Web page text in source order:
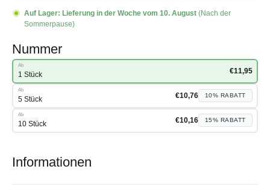
Auf Lager: Lieferung in der Woche vom 10. August (Nach der
Sommerpause)
Nummer
Ab
1 Stück €11,95
Ab
5 Stück €10,76 10% RABATT
Ab
10 Stück €10,16 15% RABATT
Informationen